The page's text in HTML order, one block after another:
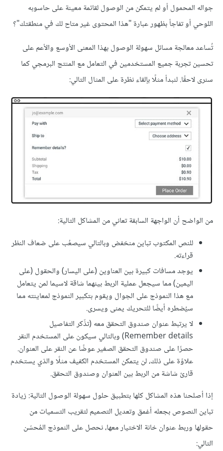
جواله المحمول أو لم يتمكن من الوصول لقائمة معينة على حاسوبه
اللوحي أو تفاجأ بظهور عبارة "هذا المحتوى غير متاح لك في منطقتك"؟
تُساعد معالجة مسائل سهولة الوصول بهذا المعنى الأوسع والأعم على
تحسين تجربة جميع المستخدمين في التعامل مع المنتج البرمجي كما
سنرى لاحقًا. لنبدأ مثلًا بإلقاء نظرة على المثال التالي:
من الواضح أن الواجهة السابقة تعاني من المشاكل التالية:
للنص المكتوب تباين منخفض وبالتالي سيصعُب على ضعاف النظر
قراءته.
يوجد مسافات كبيرة بين العناوين (على اليسار) والحقول (على
اليمين) مما سيجعل عملية الربط بينهما شاقة لاسيما لمن يتعامل
مع هذا النموذج على الجوال ويقوم بتكبير النموذج لمعاينته مما
سيُضطره أيضًا للتحريك يمنى ويسرى.
لا يرتبط عنوان صندوق التحقق معه (تذّكر التفاصيل
Remember details) وبالتالي سيكون على المستخدم النقر
حصرًا على صندوق التحقق الصغير عوضًا عن النقر على العنوان.
علاوًة على ذلك، لن يتمكن المستخدم الكفيف مثلًا والذي يستخدم
قارئ شاشة من الربط بين العنوان وصندوق التحقق.
إذا أصلحنا هذه المشاكل كلها بتطبيق حلول سهولة الوصول التالية: زيادة
تباين النصوص بجعله أغمق وتعديل التصميم لتقريب التسميات من
حقولها وربط عنوان خانة الاختيار معها، نحصل على النموذج المُحسّن
التالي: